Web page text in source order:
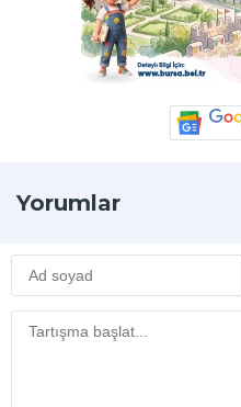
Yorumlar